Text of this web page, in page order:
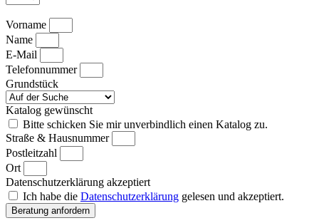
Vorname
Name
E-Mail
Telefonnummer
Grundstück
Katalog gewünscht
Bitte schicken Sie mir unverbindlich einen Katalog zu.
Straße & Hausnummer
Postleitzahl
Ort
Datenschutzerklärung akzeptiert
Ich habe die Datenschutzerklärung gelesen und akzeptiert.
Beratung anfordern